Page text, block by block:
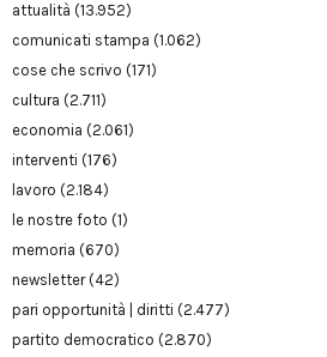
attualità (13.952)
comunicati stampa (1.062)
cose che scrivo (171)
cultura (2.711)
economia (2.061)
interventi (176)
lavoro (2.184)
le nostre foto (1)
memoria (670)
newsletter(42)
pari opportunità | diritti (2.477)
partito democratico (2.870)